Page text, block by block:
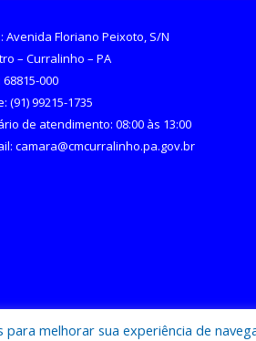
Avenida Floriano Peixoto, S/N
– Curralinho – PA
68815-000
(91) 99215-1735
de atendimento: 08:00 às 13:00
camara@cmcurralinho.pa.gov.br
para melhorar sua experiência de